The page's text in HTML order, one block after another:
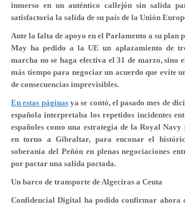
inmerso en un auténtico callejón sin salida
satisfactoria la salida de su país de la Unión
Ante la falta de apoyo en el Parlamento a su plan
May ha pedido a la UE un aplazamiento de
marcha no se haga efectiva el 31 de marzo, sino
más tiempo para negociar un acuerdo que evite
de consecuencias imprevisibles.
En estas páginasya se contó, el pasado mes de
española interpretaba los repetidos incidentes
españoles como una estrategia de la Royal
en torno a Gibraltar, para enconar el
soberanía del Peñón en plenas negociaciones
por pactar una salida pactada.
Un barco de transporte de Algeciras a Ceuta
Confidencial Digital ha podido confirmar ahora